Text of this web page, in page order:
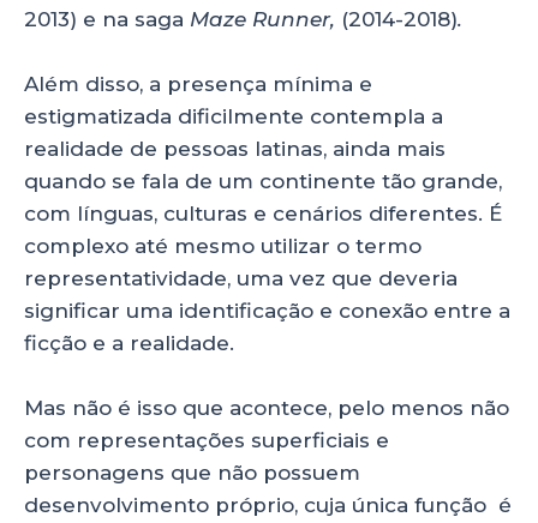
2013) e na saga Maze Runner, (2014-2018).
Além disso, a presença mínima e
estigmatizada dificilmente contempla a
realidade de pessoas latinas, ainda mais
quando se fala de um continente tão grande,
com línguas, culturas e cenários diferentes. É
complexo até mesmo utilizar o termo
representatividade, uma vez que deveria
significar uma identificação e conexão entre a
ficção e a realidade.
Mas não é isso que acontece, pelo menos não
com representações superficiais e
personagens que não possuem
desenvolvimento próprio, cuja única função é